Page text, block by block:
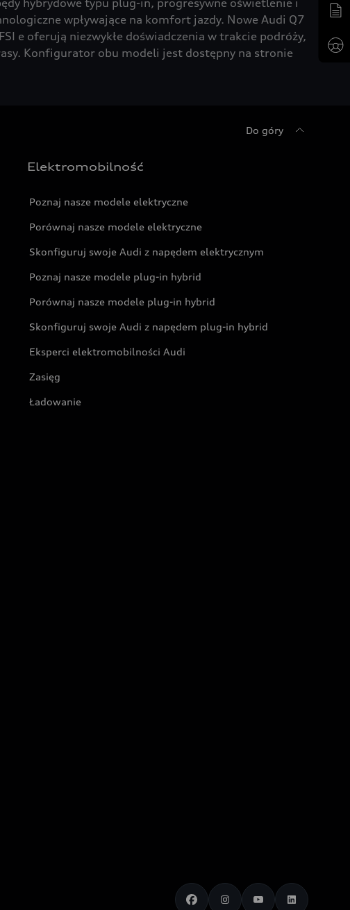
hybrydowe typu plug-in, progresywne oświetlenie i
wpływające na komfort jazdy. Nowe Audi Q7
e oferują niezwykłe doświadczenia w trakcie podróży,
Konfigurator obu modeli jest dostępny na stronie
Do góry
Elektromobilność
Poznaj nasze modele elektryczne
Porównaj nasze modele elektryczne
Skonfiguruj swoje Audi z napędem elektrycznym
Poznaj nasze modele plug-in hybrid
Porównaj nasze modele plug-in hybrid
Skonfiguruj swoje Audi z napędem plug-in hybrid
Eksperci elektromobilności Audi
Zasięg
Ładowanie